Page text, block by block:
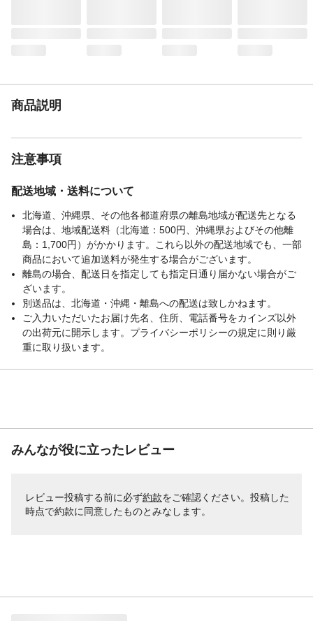
リー容量
充電時間
連続使用時間
低速：約50分 高速：約30分（満充電・無
負荷・バッテリー1個あたり）※満充電のバ
ッテリーを1回使い切る毎に、20分程度の休
憩が必要です。
商品説明
注意事項
配送地域・送料について
北海道、沖縄県、その他各都道府県の離島地域が配送先となる
場合は、地域配送料（北海道：500円、沖縄県およびその他離
島：1,700円）がかかります。これら以外の配送地域でも、一部
商品において追加送料が発生する場合がございます。
離島の場合、配送日を指定しても指定日通り届かない場合がご
ざいます。
別送品は、北海道・沖縄・離島への配送は致しかねます。
ご入力いただいたお届け先名、住所、電話番号をカインズ以外
の出荷元に開示します。プライバシーポリシーの規定に則り厳
重に取り扱います。
みんなが役に立ったレビュー
レビュー投稿する前に必ず約款をご確認ください。投稿した
時点で約款に同意したものとみなします。